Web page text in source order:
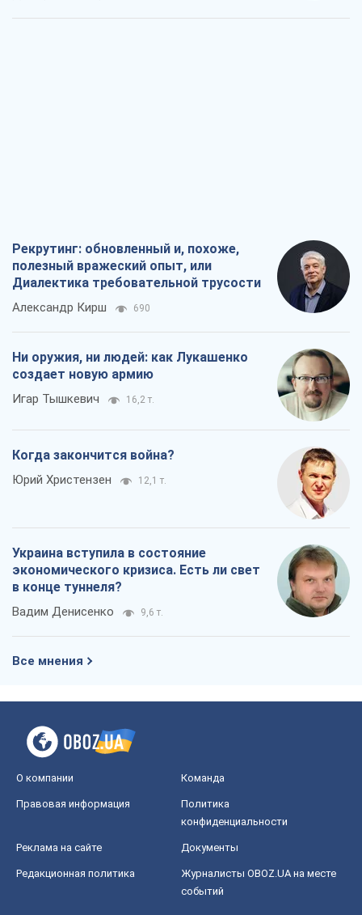
Рекрутинг: обновленный и, похоже,
полезный вражеский опыт, или
Диалектика требовательной трусости
Александр Кирш 690
Ни оружия, ни людей: как Лукашенко
создает новую армию
Игар Тышкевич 16,2 т.
Когда закончится война?
Юрий Христензен 12,1 т.
Украина вступила в состояние
экономического кризиса. Есть ли свет
в конце туннеля?
Вадим Денисенко 9,6 т.
Все мнения
О компании Команда
Правовая информация
Политика
конфиденциальности
Реклама на сайте Документы
Редакционная политика
Журналисты OBOZ.UA на месте
событий